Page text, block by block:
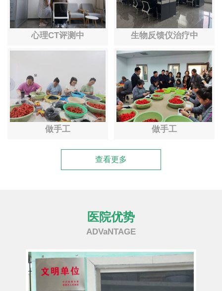
心理CT评测中 生物反馈仪治疗中
做手工 做手工
查看更多
医院优势
ADVaNTAGE